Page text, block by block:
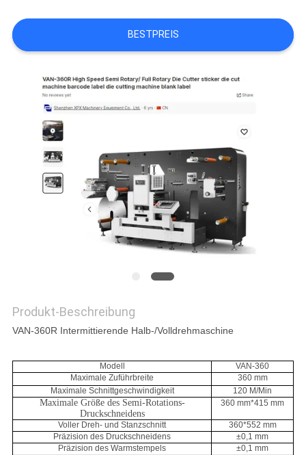
QUALITÄTSKONTROLLE
KONTAKT
NEUIGKEITEN
RECHTSSACHEN
DATENSCHUTZRICHTLINIE
BESTPREIS
Produkt-Beschreibung
VAN-360R Intermittierende Halb-/Volldrehmaschine
Modell
VAN-360
Maximale Zuführbreite
360 mm
Maximale Schnittgeschwindigkeit
120 M/Min
Maximale Größe des Semi-Rotations-
Druckschneidens
360 mm*415 mm
Voller Dreh- und Stanzschnitt
360*552 mm
Präzision des Druckschneidens
±0,1 mm
Präzision des Warmstempels
±0,1 mm